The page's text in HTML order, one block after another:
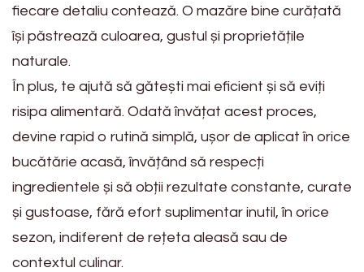
fiecare detaliu contează. O mazăre bine curățată
își păstrează culoarea, gustul și proprietățile
naturale.
În plus, te ajută să gătești mai eficient și să eviți
risipa alimentară. Odată învățat acest proces,
devine rapid o rutină simplă, ușor de aplicat în orice
bucătărie acasă, învățând să respecți
ingredientele și să obții rezultate constante, curate
și gustoase, fără efort suplimentar inutil, în orice
sezon, indiferent de rețeta aleasă sau de
contextul culinar.